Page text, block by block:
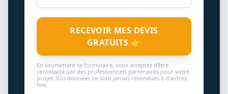
RECEVOIR MES DEVIS
GRATUITS 👉
En soumettant ce formulaire, vous acceptez d'être
recontacté par des professionnels partenaires pour votre
projet. Vos données ne sont jamais revendues à d'autres
fins.